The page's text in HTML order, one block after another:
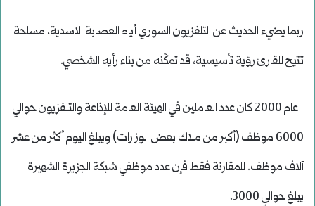
ربما يضيء الحديث عن التلفزيون السوري أيام العصابة الاسدية، مساحة
تتيح للقارئ رؤية تأسيسية، قد تمكّنه من بناء رأيه الشخصي.
عام 2000 كان عدد العاملين في الهيئة العامة للإذاعة والتلفزيون حوالي
6000 موظف (أكبر من ملاك بعض الوزارات) ويبلغ اليوم أكثر من عشر
آلاف موظف. للمقارنة فقط فإن عدد موظفي شبكة الجزيرة الشهيرة
يبلغ حوالي 3000.